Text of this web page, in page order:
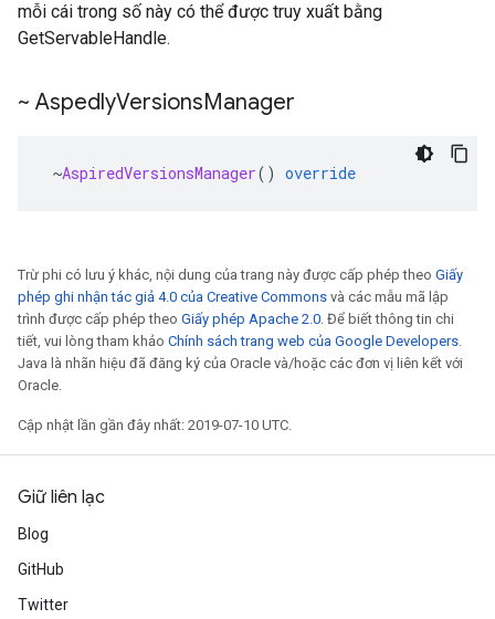
mỗi cái trong số này có thể được truy xuất bằng
GetServableHandle.
~ AspedlyVersionsManager
~AspiredVersionsManager() override
Trừ phi có lưu ý khác, nội dung của trang này được cấp phép theo Giấy
phép ghi nhận tác giả 4.0 của Creative Commons và các mẫu mã lập
trình được cấp phép theo Giấy phép Apache 2.0. Để biết thông tin chi
tiết, vui lòng tham khảo Chính sách trang web của Google Developers.
Java là nhãn hiệu đã đăng ký của Oracle và/hoặc các đơn vị liên kết với
Oracle.
Cập nhật lần gần đây nhất: 2019-07-10 UTC.
Giữ liên lạc
Blog
GitHub
Twitter